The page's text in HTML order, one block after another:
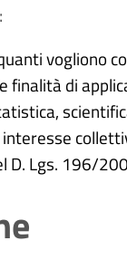
vogliono
finalità di
D. Lgs. 196/